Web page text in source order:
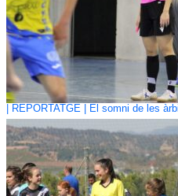
| REPORTATGE | El somni de les